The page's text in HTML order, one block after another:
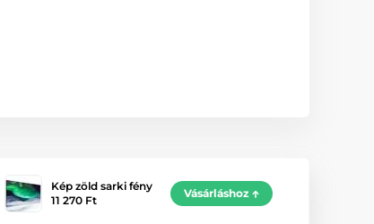
Kép zöld sarki fény
11 270 Ft
Vásárláshoz